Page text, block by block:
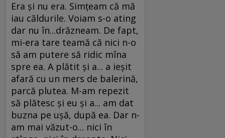
Era şi nu era. Simţeam că mă
iau căldurile. Voiam s-o ating
dar nu în...drăzneam. De fapt,
mi-era tare teamă că nici n-o
să am putere să ridic mîna
spre ea. A plătit şi a... a ieşit
afară cu un mers de balerină,
parcă plutea. M-am repezit
să plătesc şi eu şi a... am dat
buzna pe uşă, după ea. Dar n-
am mai văzut-o... nici în